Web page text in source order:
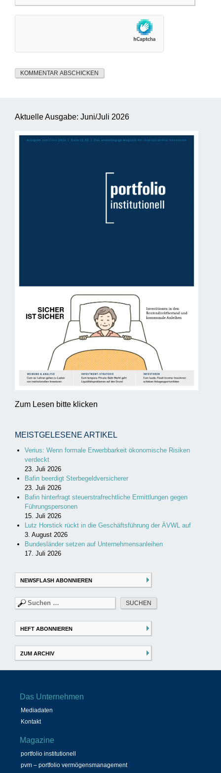
Aktuelle Ausgabe: Juni/Juli 2026
Zum Lesen bitte klicken
MEISTGELESENE ARTIKEL
Verius: Wenn formale Erwerbbarkeit ökonomische Risiken
verdeckt
23. Juli 2026
Bafin beerdigt Sterbegeldversicherer
23. Juli 2026
Bafin hinterfragt steuerstrafrechtliche Ermittlungen gegen
Führungspersonen
15. Juli 2026
Lutz Horstick rückt in die Geschäftsführung der ÄVWL auf
3. August 2026
Bundesländer setzen auf Unternehmensanleihen
17. Juli 2026
NEWSFLASH ABONNIEREN
Suchen
nach:
HEFT ABONNIEREN
ZUM ARCHIV
Das Unternehmen
Mediadaten
Kontakt
Magazine
portfolio institutionell
pvm – portfolio vermögensmanagement